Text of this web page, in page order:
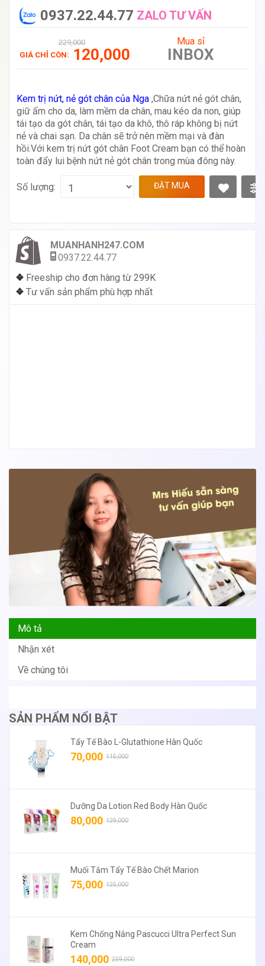
0937.22.44.77 ZALO TƯ VẤN
229,000
GIÁ CHỈ CÒN: 120,000
Mua sỉ
INBOX
Kem trị nứt, nẻ gót chân của Nga ,Chữa nứt nẻ gót chân,
giữ ẩm cho da, làm mềm da chân, mau kéo da non, giúp
tái tạo da gót chân, tái tạo da khô, thô ráp không bị nứt
nẻ và chai sạn. Da chân sẽ trở nên mềm mại và đàn
hồi.Với kem trị nứt gót chân Foot Cream bạn có thể hoàn
toàn đẩy lui bệnh nứt nẻ gót chân trong mùa đông này.
Số lượng: ĐẶT MUA
MUANHANH247.COM
0937.22.44.77
❖ Freeship cho đơn hàng từ 299K
❖ Tư vấn sản phẩm phù hợp nhất
Mô tả
Nhận xét
Về chúng tôi
SẢN PHẨM NỔI BẬT
Tẩy Tế Bào L-Glutathione Hàn Quốc
70,000 115,000
Dưỡng Da Lotion Red Body Hàn Quốc
80,000 129,000
Muối Tắm Tẩy Tế Bào Chết Marion
75,000 125,000
Kem Chống Nắng Pascucci Ultra Perfect Sun
Cream
140,000 259,000